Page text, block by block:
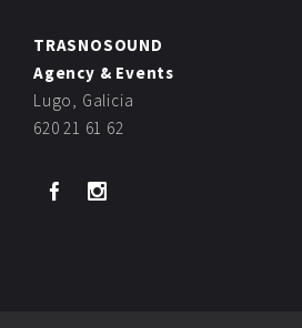
TRASNOSOUND
Agency & Events
Lugo, Galicia
620 21 61 62